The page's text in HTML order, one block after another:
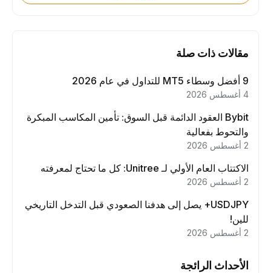
مقالات ذات صلة
Bybit العقود الدائمة قبل السوق: تأمين المكاسب المبكرة
والتحوط بفعالية
الاكتتاب العام الأولي لـ Unitree: كل ما تحتاج لمعرفته
USDJPY+ يصل إلى هدفنا الصعودي قبل التدخل التاريخي
للين!
الأحداث الرائجة